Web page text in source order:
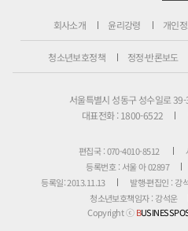
회사소개 윤리강령 개인
청소년보호정책 정정·반론보도
서울특별시 성동구 성수일로
대표전화 : 1800-6522
편집국 : 070-4010-8512
등록번호 : 서울 아 02897
등록일: 2013.11.13
발행·편집인 : 강
청소년보호책임자 : 강석운
Copyright ⓒB